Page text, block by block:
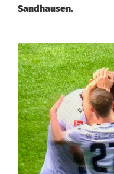
Sandhausen.
A
n
g
s
t
h